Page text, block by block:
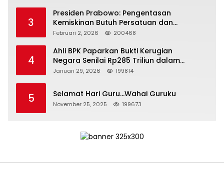
3
Presiden Prabowo: Pengentasan
Kemiskinan Butuh Persatuan dan
Kepemimpinan yang Bertanggung Jawab
Februari 2, 2026 200468
4
Ahli BPK Paparkan Bukti Kerugian
Negara Senilai Rp285 Triliun dalam
Persidangan Korupsi PT Pertamina
Januari 29, 2026 199814
5 Selamat Hari Guru…Wahai Guruku
November 25, 2025 199673